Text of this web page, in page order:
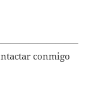
conmigo